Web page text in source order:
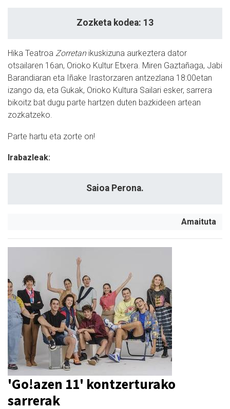
Zozketa kodea: 13
Hika Teatroa Zorretanikuskizuna aurkeztera dator
otsailaren 16an, Orioko Kultur Etxera. Miren Gaztañaga, Jabi
Barandiaran eta Iñake Irastorzaren antzezlana 18:00etan
izango da, eta Gukak, Orioko Kultura Sailari esker, sarrera
bikoitz bat dugu parte hartzen duten bazkideen artean
zozkatzeko.
Parte hartu eta zorte on!
Irabazleak:
Saioa Perona.
Amaituta
'Go!azen 11' kontzerturako
sarrerak